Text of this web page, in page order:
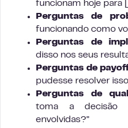
funcionam hoje para
Perguntas de
funcionando como
Perguntas de
disso nos seus
Perguntas de
pudesse resolver
Perguntas de
toma a decisão
envolvidas?”